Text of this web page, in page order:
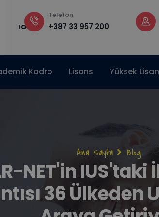
Telefon
+387 33 957 200
Kadro Lisans Yüksek
Sayfa
yolu
Ana Sayfa Blog
NET'in IUS'taki
36 Ülkeden